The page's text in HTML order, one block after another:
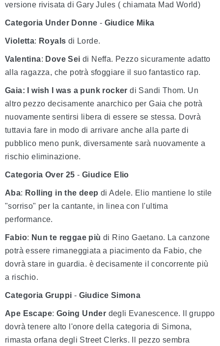
versione rivisata di Gary Jules ( chiamata Mad World)
Categoria Under Donne - Giudice Mika
Violetta: Royals di Lorde.
Valentina: Dove Sei di Neffa. Pezzo sicuramente adatto
alla ragazza, che potrà sfoggiare il suo fantastico rap.
Gaia: I wish I was a punk rocker di Sandi Thom. Un
altro pezzo decisamente anarchico per Gaia che potrà
nuovamente sentirsi libera di essere se stessa. Dovrà
tuttavia fare in modo di arrivare anche alla parte di
pubblico meno punk, diversamente sarà nuovamente a
rischio eliminazione.
Categoria Over 25 -Giudice Elio
Aba: Rolling in the deep di Adele. Elio mantiene lo stile
"sorriso" per la cantante, in linea con l'ultima
performance.
Fabio: Nun te reggae più di Rino Gaetano. La canzone
potrà essere rimaneggiata a piacimento da Fabio, che
dovrà stare in guardia. è decisamente il concorrente più
a rischio.
Categoria Gruppi - Giudice Simona
Ape Escape: Going Under degli Evanescence. Il gruppo
dovrà tenere alto l'onore della categoria di Simona,
rimasta orfana degli Street Clerks. Il pezzo sembra